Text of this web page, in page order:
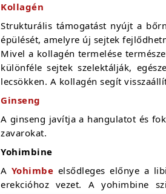
Kollagén
Strukturális támogatást nyújt a
épülését, amelyre új sejtek
Mivel a kollagén termelése
különféle sejtek szelektálják,
lecsökken. A kollagén segít
Ginseng
A ginseng javítja a hangulatot és
zavarokat.
Yohimbine
A Yohimbe elsődleges előnye a
erekcióhoz vezet. A yohimbine